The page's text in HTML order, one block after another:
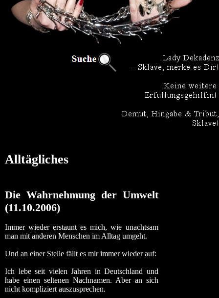
Alltägliches
Die Wahrnehmung der Umwelt
(11.10.2006)
Immer wieder erstaunt es mich, wie unachtsam
man mit anderen Menschen im Alltag umgeht.
Und an einer Stelle fällt es mir immer wieder auf:
Ich lebe seit vielen Jahren in Deutschland und
habe einen seltenen Nachnamen. Aber an sich
nicht kompliziert auszusprechen.